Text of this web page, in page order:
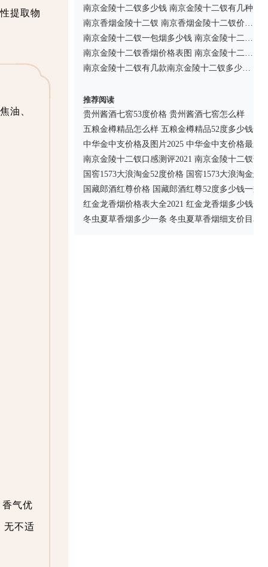
提取物
油、
气优
无不适
南京金陵十二钗多少钱 南京金陵十二钗有几种
南京香烟金陵十二钗 南京香烟金陵十二钗价格图表
南京金陵十二钗一包烟多少钱 南京金陵十二钗文化底蕴
南京金陵十二钗香烟价格表图 南京金陵十二钗薄荷多少钱
南京金陵十二钗有几款南京金陵十二钗多少钱一盒
推荐阅读
贵州酱酒七窖53度价格 贵州酱酒七窖怎么样
五粮金樽精品怎么样 五粮金樽精品52度多少钱一
中华金中支价格及图片2025 中华金中支价格最新
南京金陵十二钗口感测评2021 南京金陵十二钗薄
国窖1573大浪淘金52度价格 国窖1573大浪淘金怎
国藏郎酒红尊价格 国藏郎酒红尊52度多少钱一瓶
红金龙香烟价格表大全2021 红金龙香烟多少钱一
冬虫夏草香烟多少一条 冬虫夏草香烟细支价目表